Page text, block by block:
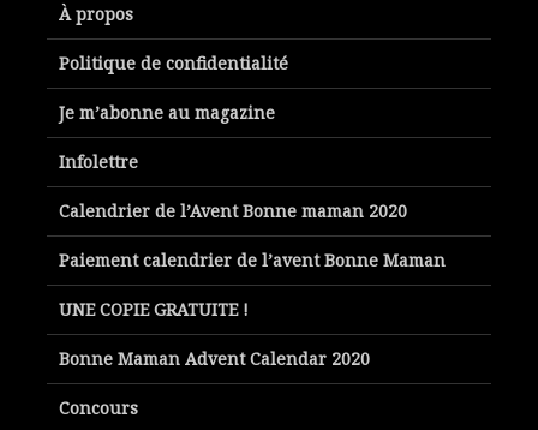
À propos
Politique de confidentialité
Je m’abonne au magazine
Infolettre
Calendrier de l’Avent Bonne maman 2020
Paiement calendrier de l’avent Bonne Maman
UNE COPIE GRATUITE !
Bonne Maman Advent Calendar 2020
Concours